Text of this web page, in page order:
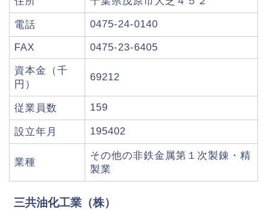
電話 0475-24-0140
FAX 0475-23-6405
資本金（千
円）
69212
従業員数 159
設立年月 195402
業種
その他の非鉄金属第１次製錬・精
製業
三共油化工業（株）